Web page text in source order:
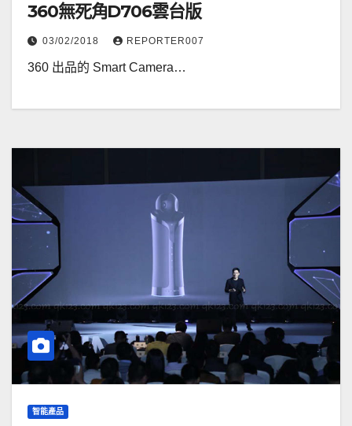
360無死角D706雲台版
03/02/2018 REPORTER007
360 出品的 Smart Camera…
智能產品